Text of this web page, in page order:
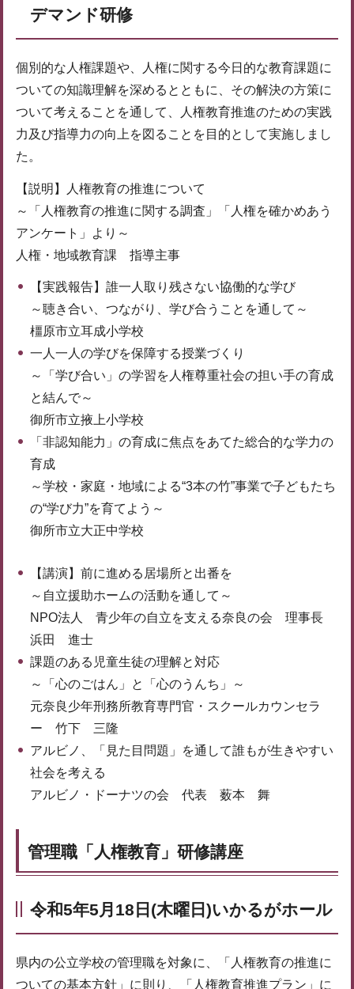
デマンド研修
個別的な人権課題や、人権に関する今日的な教育課題に
ついての知識理解を深めるとともに、その解決の方策に
ついて考えることを通して、人権教育推進のための実践
力及び指導力の向上を図ることを目的として実施しまし
た。
【説明】人権教育の推進について
～「人権教育の推進に関する調査」「人権を確かめあう
アンケート」より～
人権・地域教育課 指導主事
【実践報告】誰一人取り残さない協働的な学び
～聴き合い、つながり、学び合うことを通して～
橿原市立耳成小学校
一人一人の学びを保障する授業づくり
～「学び合い」の学習を人権尊重社会の担い手の育成
と結んで～
御所市立掖上小学校
「非認知能力」の育成に焦点をあてた総合的な学力の
育成
～学校・家庭・地域による“3本の竹”事業で子どもたち
の“学び力”を育てよう～
御所市立大正中学校
【講演】前に進める居場所と出番を
～自立援助ホームの活動を通して～
NPO法人 青少年の自立を支える奈良の会 理事長
浜田 進士
課題のある児童生徒の理解と対応
～「心のごはん」と「心のうんち」～
元奈良少年刑務所教育専門官・スクールカウンセラ
ー 竹下 三隆
アルビノ、「見た目問題」を通して誰もが生きやすい
社会を考える
アルビノ・ドーナツの会 代表 薮本 舞
管理職「人権教育」研修講座
令和5年5月18日(木曜日)いかるがホール
県内の公立学校の管理職を対象に、「人権教育の推進に
ついての基本方針」に則り、「人権教育推進プラン」に